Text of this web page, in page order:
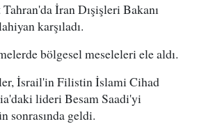
İran Dışişleri Bakanı
karşıladı.
bölgesel meseleleri ele aldı.
İsrail'in Filistin İslami Cihad
lideri Besam Saadi'yi
sonrasında geldi.